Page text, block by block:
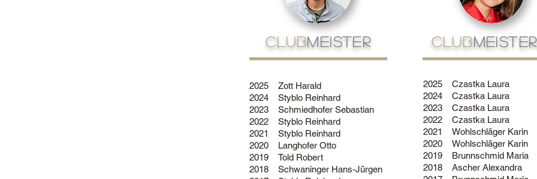
CLUBMEISTER
2025
Zott Harald
2024
Styblo Reinhard
2023
Schmiedhofer Sebastian
2022
Styblo Reinhard
2021
Styblo Reinhard
2020
Langhofer Otto
2019
Told Robert
2018
Schwaninger Hans-Jürgen
CLUB
2025
Czastka Laura
2024
Czastka Laura
2023
Czastka Laura
2022
Czastka Laura
2021
Wohlschläger Karin
2020
Wohlschläger Karin
2019
Brunnschmid Maria
2018
Ascher Alexandra